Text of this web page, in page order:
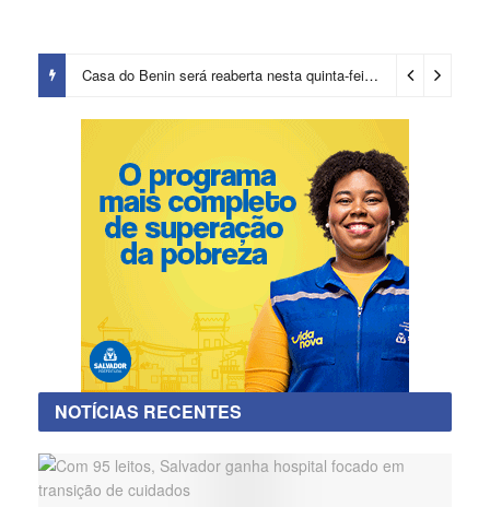
Casa do Benin será reaberta nesta quinta-feira (6) 2 dias ago
NOTÍCIAS RECENTES